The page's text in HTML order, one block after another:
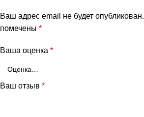
Ваш адрес email не будет опубликован.
помечены *
Ваша оценка *
Ваш отзыв *